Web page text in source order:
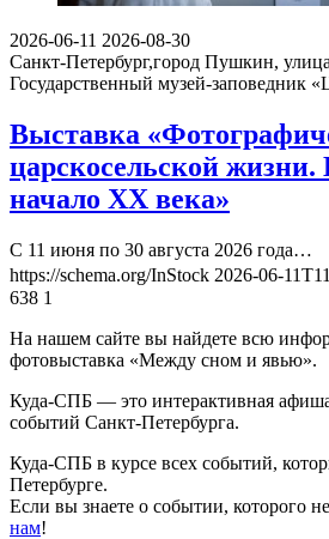
2026-06-11 2026-08-30
Санкт-Петербург,город Пушкин,
Государственный музей-заповедник
Выставка
царскосельской
начало XX века»
С 11 июня по 30 августа 2026 года…
https://schema.org/InStock 2026-06-
638 1
На нашем сайте вы найдете всю
фотовыставка «Между сном и явью».
Куда-СПБ — это интерактивная
событий Санкт-Петербурга.
Куда-СПБ в курсе всех событий,
Петербурге.
Если вы знаете о событии, которого
нам!